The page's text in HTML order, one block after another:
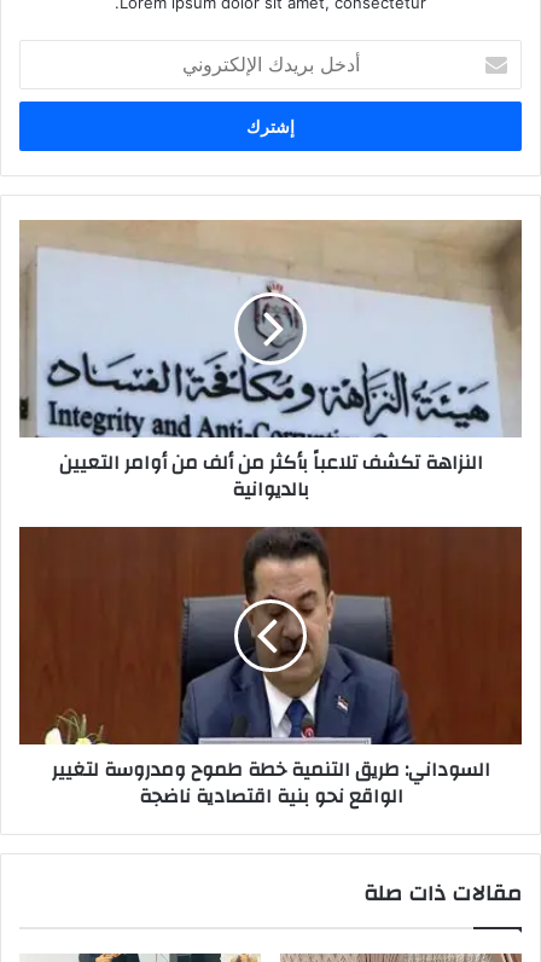
بريدك
الإلكتروني
النزاهة
بأكثر
من
أوامر
التعيين
بالديوانيةالنزاهة تكشف تلاعباً بأكثر من ألف من أوامر التعيين
بالديوانية
نحو
السوداني: طريق التنمية خطة طموح ومدروسة لتغيير
الواقع نحو بنية اقتصادية ناضجة
مقالات ذات صلة